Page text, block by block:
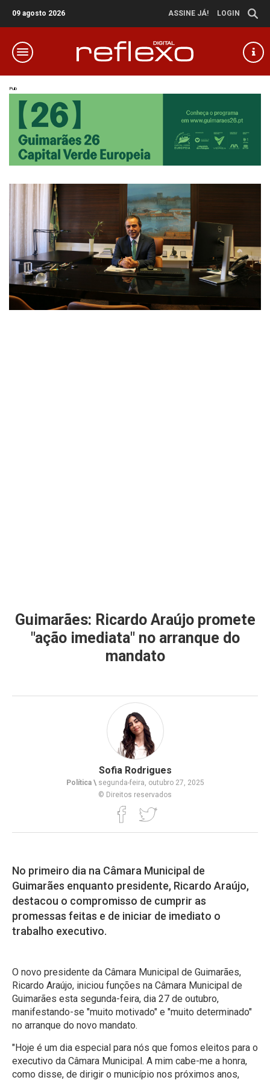
09 agosto 2026 ASSINE JÁ! LOGIN
Pub
Guimarães: Ricardo Araújo promete
"ação imediata" no arranque do
mandato
Sofia Rodrigues
Política \segunda-feira, outubro 27, 2025
© Direitos reservados
No primeiro dia na Câmara Municipal de
Guimarães enquanto presidente, Ricardo Araújo,
destacou o compromisso de cumprir as
promessas feitas e de iniciar de imediato o
trabalho executivo.
O novo presidente da Câmara Municipal de Guimarães,
Ricardo Araújo, iniciou funções na Câmara Municipal de
Guimarães esta segunda-feira, dia 27 de outubro,
manifestando-se "muito motivado" e "muito determinado"
no arranque do novo mandato.
"Hoje é um dia especial para nós que fomos eleitos para o
executivo da Câmara Municipal. A mim cabe-me a honra,
como disse, de dirigir o município nos próximos anos,